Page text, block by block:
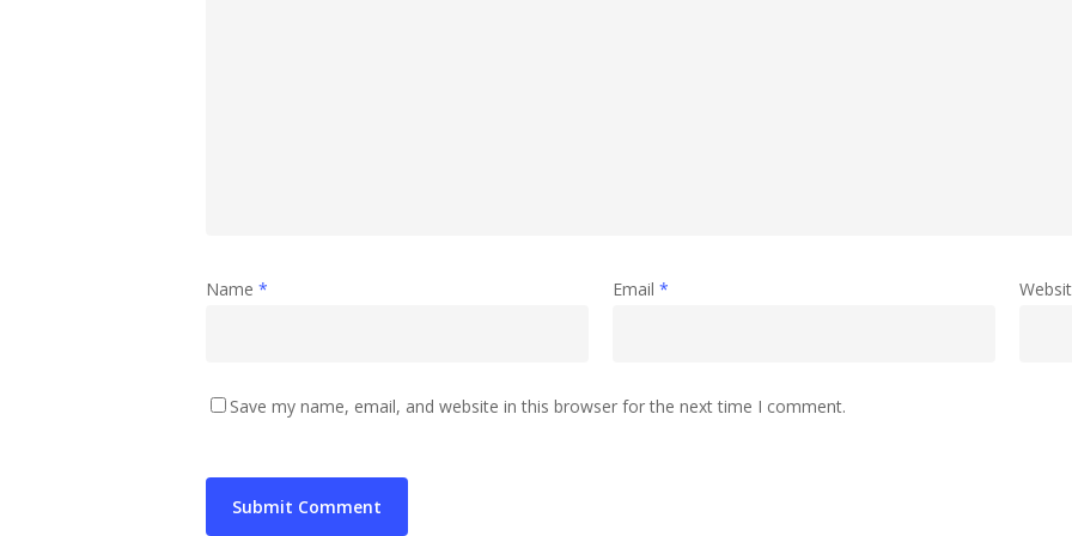
Name * Email *
Save my name, email, and website in this browser for the next time I comment.